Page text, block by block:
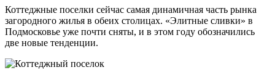
Коттеджные поселки сейчас самая динамичная часть рынка
загородного жилья в обеих столицах. «Элитные сливки» в
Подмосковье уже почти сняты, и в этом году обозначились
две новые тенденции.